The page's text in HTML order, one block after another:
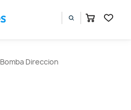
Bomba Direccion